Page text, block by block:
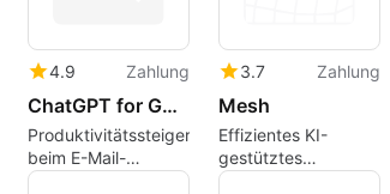
4.9 Zahlung
ChatGPT for Gmail
Produktivitätssteigerung
beim E-Mail-
Schreiben
3.7 Zahlung
Mesh
Effizientes KI-
gestütztes
Recruiting-Tool